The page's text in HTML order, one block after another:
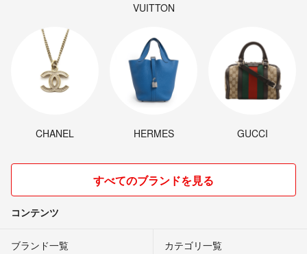
VUITTON
CHANEL HERMES GUCCI
すべてのブランドを見る
コンテンツ
ブランド一覧 カテゴリ一覧